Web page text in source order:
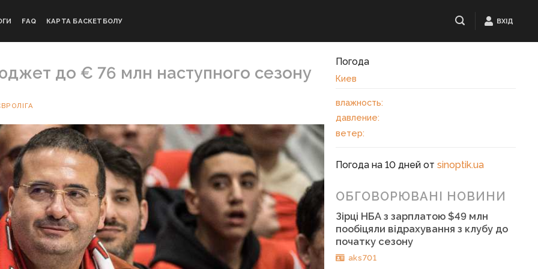
FAQ КАРТА БАСКЕТБОЛУ ВХІД
до € 76 млн наступного сезону
Погода
Киев
влажность:
давление:
ветер:
Погода на 10 дней отsinoptik.ua
ОБГОВОРЮВАНІ НОВИНИ
Зірці НБА з зарплатою $49 млн
пообіцяли відрахування з клубу до
початку сезону
aks701